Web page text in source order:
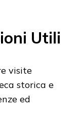
Utili
visite
storica e
ed